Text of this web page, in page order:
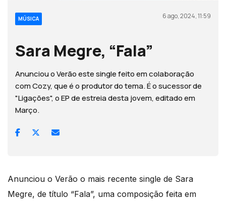
MÚSICA 6 ago, 2024, 11:59
Sara Megre, “Fala”
Anunciou o Verão este single feito em colaboração
com Cozy, que é o produtor do tema. É o sucessor de
"Ligações", o EP de estreia desta jovem, editado em
Março.
Anunciou o Verão o mais recente single de Sara
Megre, de título “Fala”, uma composição feita em